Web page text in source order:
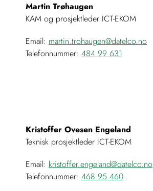
Martin Trøhaugen
KAM og prosjektleder ICT-EKOM
Email: martin.trohaugen@datelco.no
Telefonnummer: 484 99 631
Kristoffer Ovesen Engeland
Teknisk prosjektleder ICT-EKOM
Email: kristoffer.engeland@datelco.no
Telefonnummer: 468 95 460